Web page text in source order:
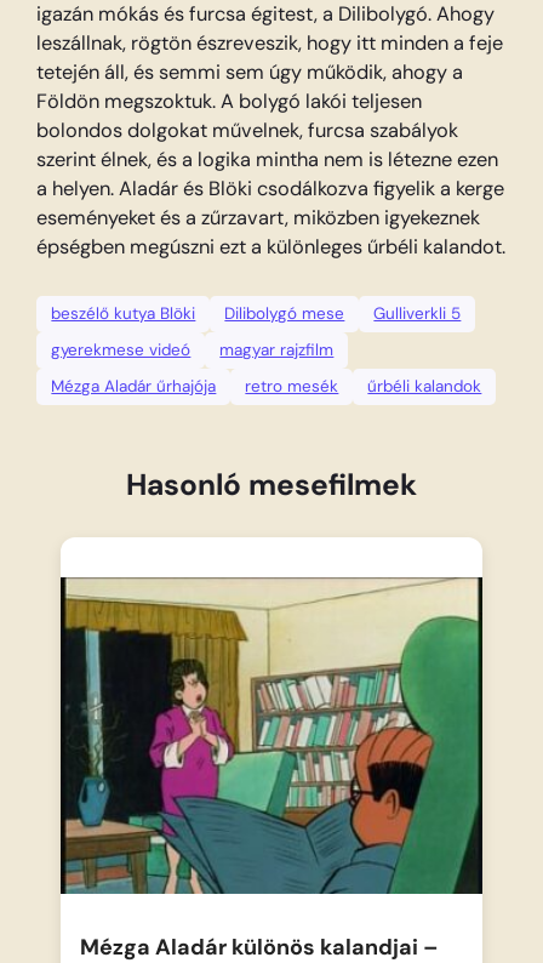
igazán mókás és furcsa égitest, a Dilibolygó. Ahogy
leszállnak, rögtön észreveszik, hogy itt minden a feje
tetején áll, és semmi sem úgy működik, ahogy a
Földön megszoktuk. A bolygó lakói teljesen
bolondos dolgokat művelnek, furcsa szabályok
szerint élnek, és a logika mintha nem is létezne ezen
a helyen. Aladár és Blöki csodálkozva figyelik a kerge
eseményeket és a zűrzavart, miközben igyekeznek
épségben megúszni ezt a különleges űrbéli kalandot.
beszélő kutya Blöki Dilibolygó mese
Gulliverkli 5
gyerekmese videó
magyar rajzfilm
Mézga Aladár űrhajója
retro mesék űrbéli kalandok
Hasonló mesefilmek
Mézga Aladár különös kalandjai –